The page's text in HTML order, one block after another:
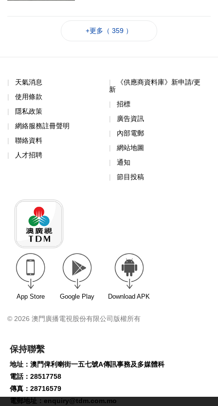
+更多（ 359 ）
天氣消息
使用條款
隱私政策
網絡服務註冊聲明
聯絡資料
人才招聘
《供應商資料庫》新申請/更
新
招標
廣告資訊
內部電郵
網站地圖
通知
節目投稿
App Store Google Play Download APK
© 2026 澳門廣播電視股份有限公司版權所有
保持聯繫
地址：澳門俾利喇街一五七號A傳訊事務及多媒體科
電話：28517758
傳真：28716579
電郵地址： enquiry@tdm.com.mo